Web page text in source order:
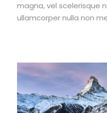
magna, vel scelerisque
ullamcorper nulla non